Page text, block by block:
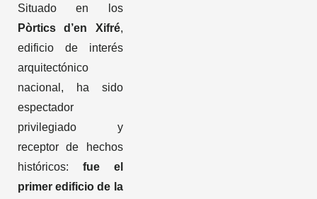
Situado en los
Pòrtics d’en Xifré,
edificio de interés
arquitectónico
nacional, ha sido
espectador
privilegiado y
receptor de hechos
históricos: fue el
primer edificio de la